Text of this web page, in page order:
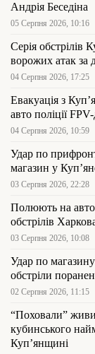
Андрія Беседіна
05 Серпня 2026, 10:16
Серія обстрілів
ворожих атак за
04 Серпня 2026, 17:25
Евакуація з
авто поліції
04 Серпня 2026, 10:59
Удар по
магазин у
03 Серпня 2026, 22:28
Полюють на
обстрілів
03 Серпня 2026, 10:08
Удар по
обстріли
02 Серпня 2026, 11:15
“Поховали”
кубинського
Куп’янщині